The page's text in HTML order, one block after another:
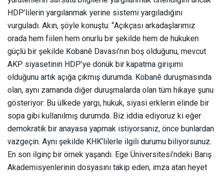
HDP’lilerin yargılanmak yerine sistemi yargıladığını
vurguladı. Akın, şöyle konuştu: “Açıkçası arkadaşlarımız
orada hem fiilen hem onurlu bir şekilde hem de hukuken
güçlü bir şekilde Kobanê Davası’nın boş olduğunu, mevcut
AKP siyasetinin HDP’ye dönük bir kapatma girişimi
olduğunu artık açığa çıkmış durumda. Kobanê duruşmasında
olan, aynı zamanda diğer duruşmalarda olan tüm hikaye şunu
gösteriyor: Bu ülkede yargı, hukuk, siyasi erklerin elinde bir
sopa gibi kullanılmış durumda. Biz iddia ediyoruz ki eğer
demokratik bir anayasa yapmak istiyorsanız, önce bunlardan
vazgeçin. Aynı şekilde KHK’lilerle ilgili durumu biliyorsunuz.
En son ilginç bir örnek yaşandı. Ege Üniversitesi’ndeki Barış
Akademisyenlerinin dosyasını takip eden, imza atan heyet